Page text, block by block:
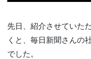
先日、紹介させていた
くと、毎日新聞さんの
でした。